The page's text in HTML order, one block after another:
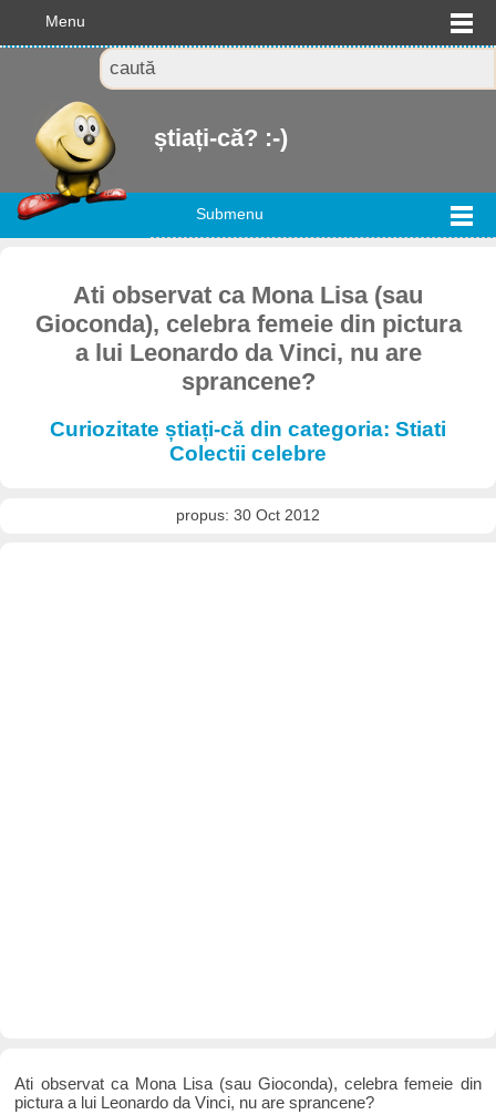
Menu
știați-că? :-)
Submenu
Ati observat ca Mona Lisa (sau
Gioconda), celebra femeie din pictura
a lui Leonardo da Vinci, nu are
sprancene?
Curiozitate știați-că din categoria: Stiati
Colectii celebre
propus: 30 Oct 2012
Ati observat ca Mona Lisa (sau Gioconda), celebra femeie din
pictura a lui Leonardo da Vinci, nu are sprancene?